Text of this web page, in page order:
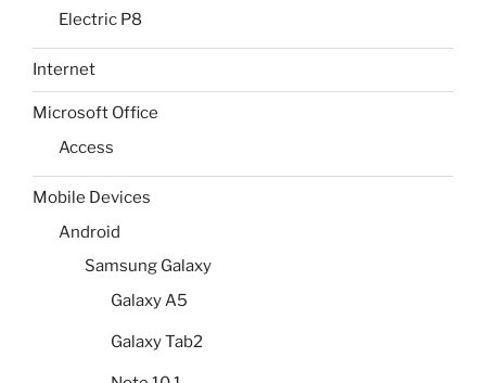
Electric P8
Internet
Microsoft Office
Access
Mobile Devices
Android
Samsung Galaxy
Galaxy A5
Galaxy Tab2